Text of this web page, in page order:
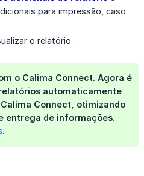
para impressão, caso
o relatório.
o Calima Connect. Agora é
automaticamente
Calima Connect , otimizando
entrega de informações.
.